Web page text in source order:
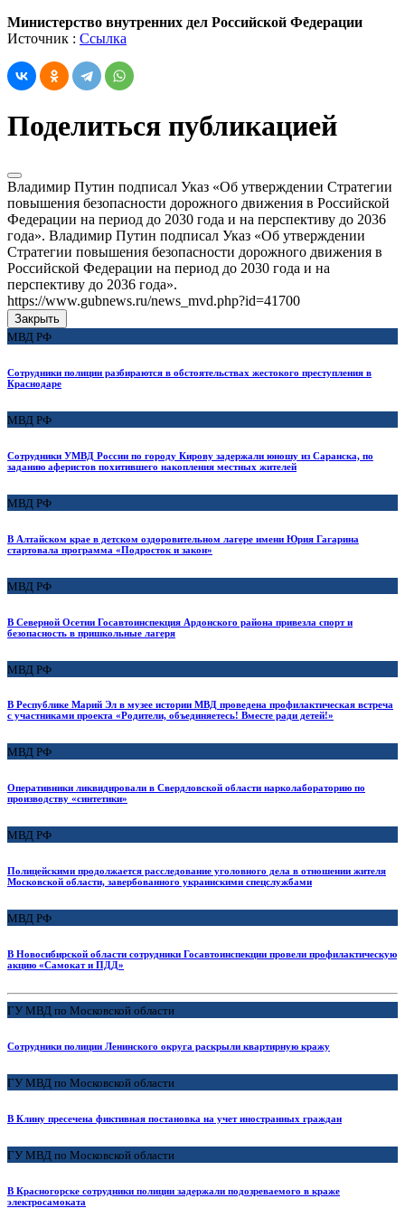
Министерство внутренних дел Российской Федерации
Источник : Ссылка
Поделиться публикацией
Владимир Путин подписал Указ «Об утверждении Стратегии
повышения безопасности дорожного движения в Российской
Федерации на период до 2030 года и на перспективу до 2036
года». Владимир Путин подписал Указ «Об утверждении
Стратегии повышения безопасности дорожного движения в
Российской Федерации на период до 2030 года и на
перспективу до 2036 года».
https://www.gubnews.ru/news_mvd.php?id=41700
Закрыть
МВД РФ
Сотрудники полиции разбираются в обстоятельствах жестокого преступления в
Краснодаре
МВД РФ
Сотрудники УМВД России по городу Кирову задержали юношу из Саранска, по
заданию аферистов похитившего накопления местных жителей
МВД РФ
В Алтайском крае в детском оздоровительном лагере имени Юрия Гагарина
стартовала программа «Подросток и закон»
МВД РФ
В Северной Осетии Госавтоинспекция Ардонского района привезла спорт и
безопасность в пришкольные лагеря
МВД РФ
В Республике Марий Эл в музее истории МВД проведена профилактическая встреча
с участниками проекта «Родители, объединяетесь! Вместе ради детей!»
МВД РФ
Оперативники ликвидировали в Свердловской области нарколабораторию по
производству «синтетики»
МВД РФ
Полицейскими продолжается расследование уголовного дела в отношении жителя
Московской области, завербованного украинскими спецслужбами
МВД РФ
В Новосибирской области сотрудники Госавтоинспекции провели профилактическую
акцию «Самокат и ПДД»
ГУ МВД по Московской области
Сотрудники полиции Ленинского округа раскрыли квартирную кражу
ГУ МВД по Московской области
В Клину пресечена фиктивная постановка на учет иностранных граждан
ГУ МВД по Московской области
В Красногорске сотрудники полиции задержали подозреваемого в краже
электросамоката